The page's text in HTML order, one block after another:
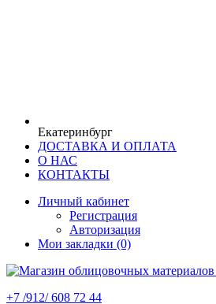
Екатеринбург
ДОСТАВКА И ОПЛАТА
О НАС
КОНТАКТЫ
Личный кабинет
Регистрация
Авторизация
Мои закладки (0)
+7 /912/ 608 72 44